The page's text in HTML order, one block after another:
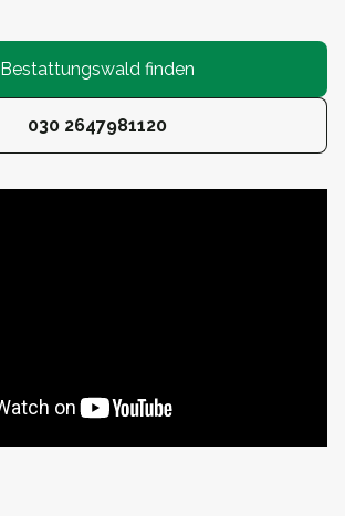
Bestattungswald finden
030 2647981120